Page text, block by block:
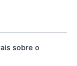
sobre o